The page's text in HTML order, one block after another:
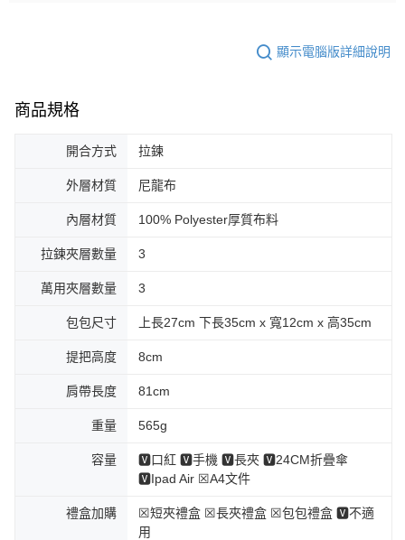
顯示電腦版詳細說明
商品規格
開合方式 拉鍊
外層材質 尼龍布
內層材質 100% Polyester厚質布料
拉鍊夾層數量 3
萬用夾層數量 3
包包尺寸 上長27cm 下長35cm x 寬12cm x 高35cm
提把高度 8cm
肩帶長度 81cm
重量 565g
容量
🆅口紅 🆅手機 🆅長夾 🆅24CM折疊傘
🆅Ipad Air ☒A4文件
禮盒加購
☒短夾禮盒 ☒長夾禮盒 ☒包包禮盒 🆅不適
用